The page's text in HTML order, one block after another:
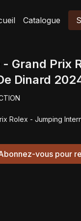
Catalogue
Grand Prix
Dinard
Rolex - Jumping
vous pour